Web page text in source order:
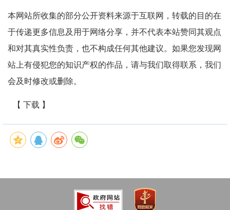
本网站所收集的部分公开资料来源于互联网，转载的目的在
于传递更多信息及用于网络分享，并不代表本站赞同其观点
和对其真实性负责，也不构成任何其他建议。如果您发现网
站上有侵犯您的知识产权的作品，请与我们取得联系，我们
会及时修改或删除。
【 下载 】